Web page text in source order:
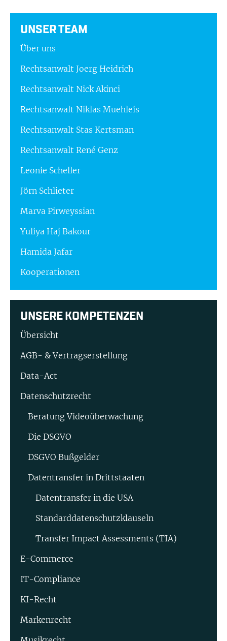
UNSER TEAM
Über uns
Rechtsanwalt Joerg Heidrich
Rechtsanwalt Nick Akinci
Rechtsanwalt Niklas Muehleis
Rechtsanwalt Stas Kertsman
Rechtsanwalt René Genz
Leonie Scheller
Jörn Schlieter
Marva Pirweyssian
Yuliya Haj Bakour
Hamida Jafar
Kooperationen
UNSERE KOMPETENZEN
Übersicht
AGB- & Vertragserstellung
Data-Act
Datenschutzrecht
Beratung Video­überwachung
Die DSGVO
DSGVO Bußgelder
Datentransfer in Drittstaaten
Datentransfer in die USA
Standard­datenschutz­klauseln
Transfer Impact Assessments (TIA)
E-Commerce
IT-Compliance
KI-Recht
Markenrecht